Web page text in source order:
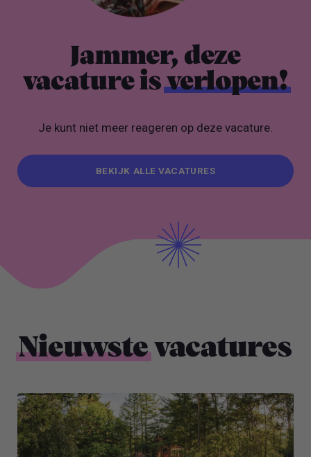
Jammer, deze
vacature isverlopen!
Je kunt niet meer reageren op deze vacature.
BEKIJK ALLE VACATURES
Nieuwstevacatures